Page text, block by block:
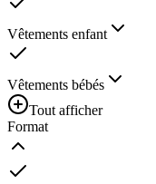
Vêtements enfant
Vêtements bébés
Tout afficher
Format